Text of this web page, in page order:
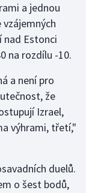
a jednou
nad Estonci
na rozdílu -10.
a není pro
že
Izrael,
výhrami, třetí,"
duelů.
o šest bodů,